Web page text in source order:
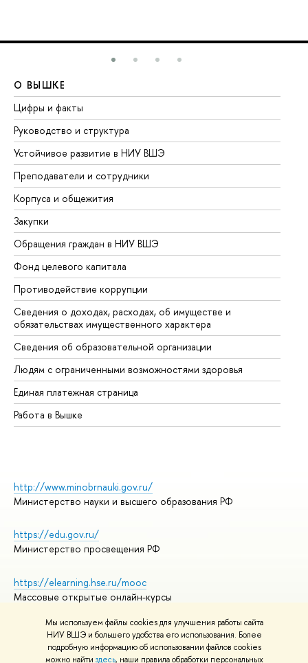
Мы используем файлы cookies для улучшения работы сайта
НИУ ВШЭ и большего удобства его использования. Более
подробную информацию об использовании файлов cookies
можно найти здесь, наши правила обработки персональных
О ВЫШКЕ
Цифры и факты
Руководство и структура
Устойчивое развитие в НИУ ВШЭ
Преподаватели и сотрудники
Корпуса и общежития
Закупки
Обращения граждан в НИУ ВШЭ
Фонд целевого капитала
Противодействие коррупции
Сведения о доходах, расходах, об имуществе и
обязательствах имущественного характера
Сведения об образовательной организации
Людям с ограниченными возможностями здоровья
Единая платежная страница
Работа в Вышке
http://www.minobrnauki.gov.ru/
Министерство науки и высшего образования РФ
https://edu.gov.ru/
Министерство просвещения РФ
https://elearning.hse.ru/mooc
Массовые открытые онлайн-курсы
© НИУ ВШЭ 1993–2026
Адреса и контакты